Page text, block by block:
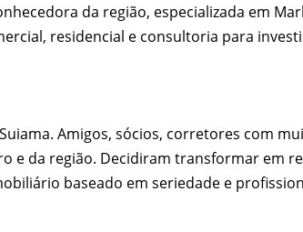
da região, especializada em
residencial e consultoria para
Amigos, sócios, corretores com
e da região. Decidiram transformar em
baseado em seriedade e